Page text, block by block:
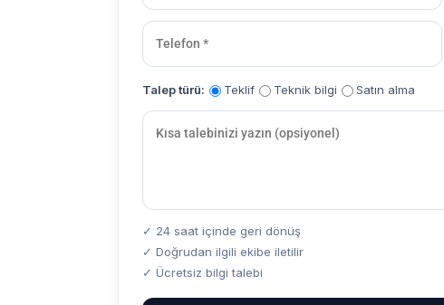
Talep türü: Teklif Teknik bilgi Satın alma
✓ 24 saat içinde geri dönüş
✓ Doğrudan ilgili ekibe iletilir
✓ Ücretsiz bilgi talebi